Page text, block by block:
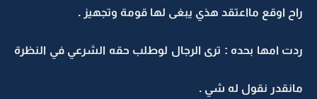
راح اوقع مااعتقد هذي يبغى لها قومة وتجهيز .
ردت امها بحده : ترى الرجال لوطلب حقه الشرعي في النظرة
مانقدر نقول له شي .